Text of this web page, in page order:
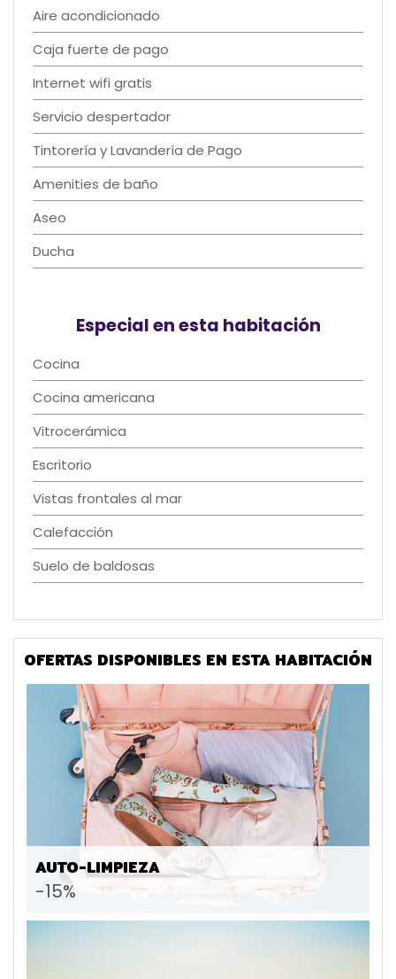
Aire acondicionado
Caja fuerte de pago
Internet wifi gratis
Servicio despertador
Tintorería y Lavandería de Pago
Amenities de baño
Aseo
Ducha
Especial en esta habitación
Cocina
Cocina americana
Vitrocerámica
Escritorio
Vistas frontales al mar
Calefacción
Suelo de baldosas
OFERTAS DISPONIBLES EN ESTA HABITACIÓN
AUTO-LIMPIEZA
-15%